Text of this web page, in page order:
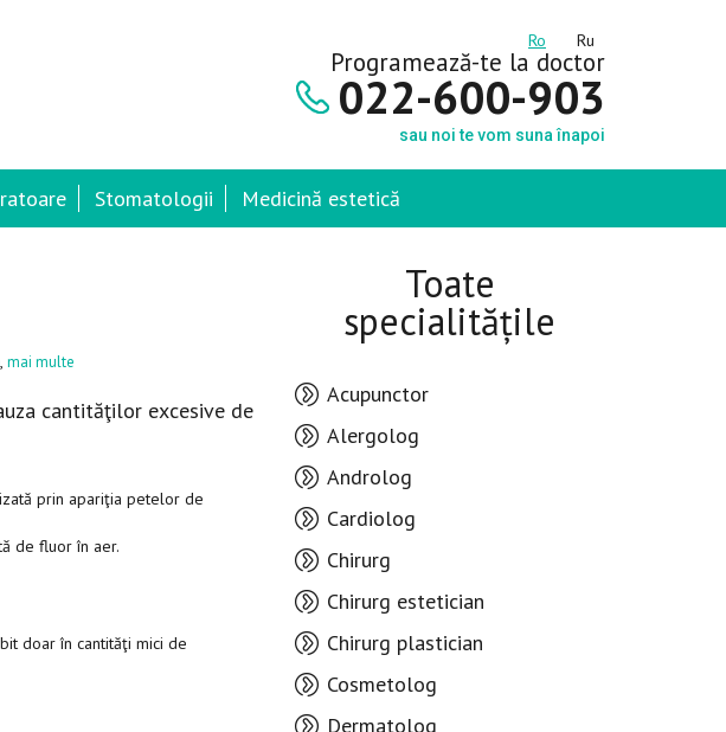
Ro Ru
Programează-te la doctor
022-600-903
sau noi te vom suna înapoi
Stomatologii Medicină estetică
, mai multe
cantităţilor excesive de
prin apariţia petelor de
de fluor în aer.
doar în cantităţi mici de
Toate
specialitățile
Acupunctor
Alergolog
Androlog
Cardiolog
Chirurg
Chirurg estetician
Chirurg plastician
Cosmetolog
Dermatolog